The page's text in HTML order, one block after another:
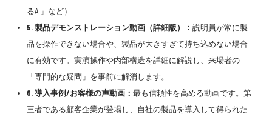
るAI」など）
5. 製品デモンストレーション動画（詳細版）： 説明員が常に製
品を操作できない場合や、製品が大きすぎて持ち込めない場合
に有効です。実演操作や内部構造を詳細に解説し、来場者の
「専門的な疑問」を事前に解消します。
6. 導入事例/お客様の声動画： 最も信頼性を高める動画です。第
三者である顧客企業が登場し、自社の製品を導入して得られた